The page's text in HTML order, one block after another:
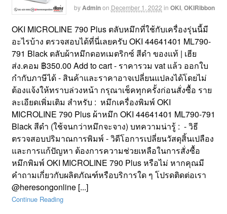
byAdminon December 1, 2022 in OKI, OKIRibbon
OKI MICROLINE 790 Plus ตลับหมึกที่ใช้กับเครื่องรุ่นนี้มี
อะไรบ้าง ตรวจสอบได้ที่นี่เลยครับ OKI 44641401 ML790-
791 Black ตลับผ้าหมึกดอทเมตริกซ์ สีดำ ของแท้ | เฮีย
ส่ง.คอม ฿350.00 Add to cart - ราคารวม vat แล้ว ออกใบ
กำกับภาษีได้ - สินค้าและราคาอาจเปลี่ยนแปลงได้โดยไม่
ต้องแจ้งให้ทราบล่วงหน้า กรุณาเช็คทุกครั้งก่อนสั่งซื้อ ราย
ละเอียดเพิ่มเติม สำหรับ : หมึกเครื่องพิมพ์ OKI
MICROLINE 790 Plus ผ้าหมึก OKI 44641401 ML790-791
Black สีดำ (ใช้จนกว่าหมึกจะจาง) บทความน่ารู้ : - วิธี
ตรวจสอบปริมาณการพิมพ์ - วิดีโอการเปลี่ยนวัสดุสิ้นเปลือง
และการแก้ปัญหา ต้องการความช่วยเหลือในการสั่งซื้อ
หมึกพิมพ์ OKI MICROLINE 790 Plus หรือไม่ หากคุณมี
คำถามเกี่ยวกับผลิตภัณฑ์หรือบริการใด ๆ โปรดติดต่อเรา
@heresongonline [...]
Continue Reading